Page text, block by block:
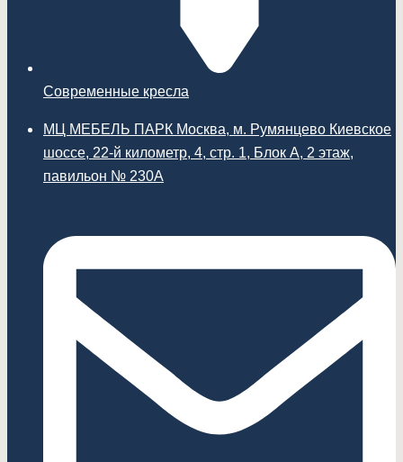
Современные кресла
МЦ МЕБЕЛЬ ПАРК Москва, м. Румянцево Киевское
шоссе, 22-й километр, 4, стр. 1, Блок А, 2 этаж,
павильон № 230А